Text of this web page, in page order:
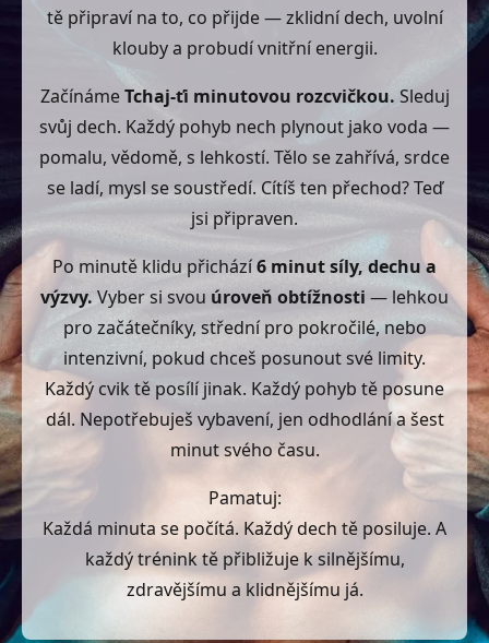
tě připraví na to, co přijde — zklidní dech, uvolní
klouby a probudí vnitřní energii.
ZačínámeTchaj-ťi minutovou rozcvičkou. Sleduj
svůj dech. Každý pohyb nech plynout jako voda —
pomalu, vědomě, s lehkostí. Tělo se zahřívá, srdce
se ladí, mysl se soustředí. Cítíš ten přechod? Teď
jsi připraven.
Po minutě klidu přichází6 minut síly, dechu a
výzvy.Vyber si svou úroveň obtížnosti — lehkou
pro začátečníky, střední pro pokročilé, nebo
intenzivní, pokud chceš posunout své limity.
Každý cvik tě posílí jinak. Každý pohyb tě posune
dál. Nepotřebuješ vybavení, jen odhodlání a šest
minut svého času.
Pamatuj:
Každá minuta se počítá. Každý dech tě posiluje. A
každý trénink tě přibližuje k silnějšímu,
zdravějšímu a klidnějšímu já.